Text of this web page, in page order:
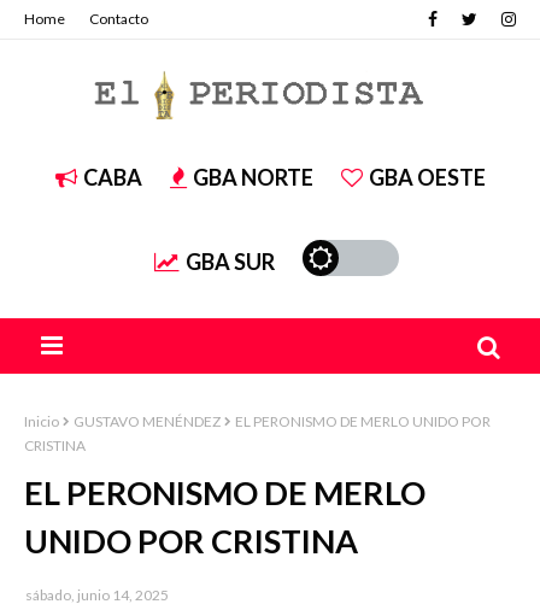
Home Contacto
CABA GBA NORTE GBA OESTE
GBA SUR
Inicio GUSTAVO MENÉNDEZ
EL PERONISMO DE MERLO UNIDO POR
CRISTINA
EL PERONISMO DE MERLO
UNIDO POR CRISTINA
sábado, junio 14, 2025